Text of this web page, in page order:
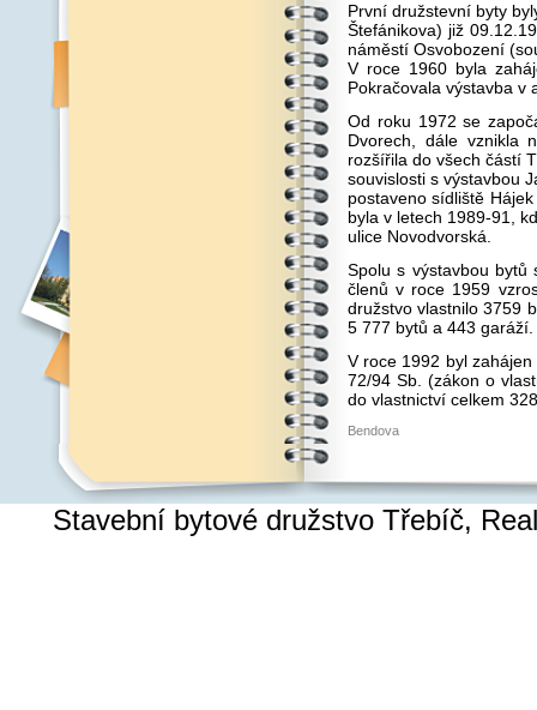
První družstevní byty
Štefánikova) již
náměstí Osvobození
V roce 1960 byla
Pokračovala výstavba v
Od roku 1972 se
Dvorech, dále vznikla
rozšířila do všech částí
souvislosti s výstavbou
postaveno sídliště
byla v letech 1989-91,
ulice Novodvorská.
Spolu s výstavbou bytů
členů v roce 1959
družstvo vlastnilo 3759
5 777 bytů a 443 garáží.
V roce 1992 byl
72/94 Sb. (zákon o
do vlastnictví celkem
Bendova
Stavební bytové družstvo Třebíč,